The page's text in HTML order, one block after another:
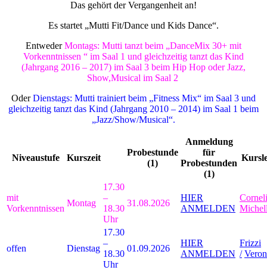
Das gehört der Vergangenheit an!
Es startet „Mutti Fit/Dance und Kids Dance“.
EntwederMontags: Mutti tanzt beim „DanceMix 30+ mit
Vorkenntnissen “ im Saal 1 und gleichzeitig tanzt das Kind
(Jahrgang 2016 – 2017) im Saal 3 beim Hip Hop oder Jazz,
Show,Musical im Saal 2
OderDienstags: Mutti trainiert beim „Fitness Mix“ im Saal 3 und
gleichzeitig tanzt das Kind (Jahrgang 2010 – 2014) im Saal 1 beim
„Jazz/Show/Musical“.
Niveaustufe Kurszeit
Probestunde
(1)
Anmeldung
für
Probestunden
(1)
mit
Vorkenntnissen
Montag
17.30
–
18.30
Uhr
31.08.2026
HIER
ANMELDEN
offen Dienstag
17.30
–
18.30
Uhr
01.09.2026
HIER
ANMELDEN
Frizzi
/